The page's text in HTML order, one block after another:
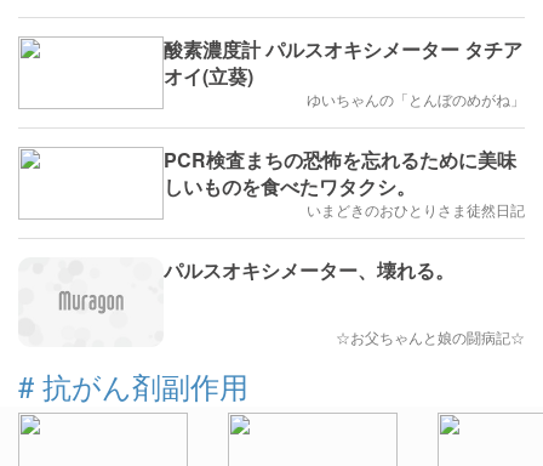
酸素濃度計 パルスオキシメーター タチア
オイ(立葵)
ゆいちゃんの「とんぼのめがね」
PCR検査まちの恐怖を忘れるために美味
しいものを食べたワタクシ。
いまどきのおひとりさま徒然日記
パルスオキシメーター、壊れる。
☆お父ちゃんと娘の闘病記☆
# 抗がん剤副作用